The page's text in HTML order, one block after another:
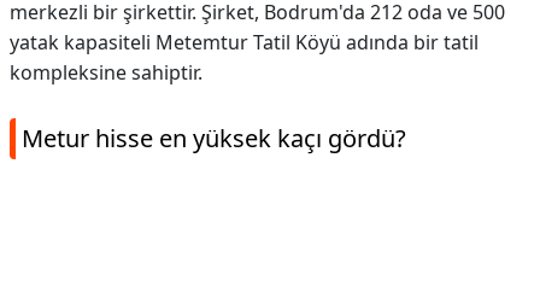
merkezli bir şirkettir. Şirket, Bodrum'da 212 oda ve 500
yatak kapasiteli Metemtur Tatil Köyü adında bir tatil
kompleksine sahiptir.
Metur hisse en yüksek kaçı gördü?